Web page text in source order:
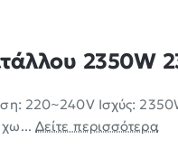
2350W
220~240V Ισχύς:
Δείτε περισσότερα